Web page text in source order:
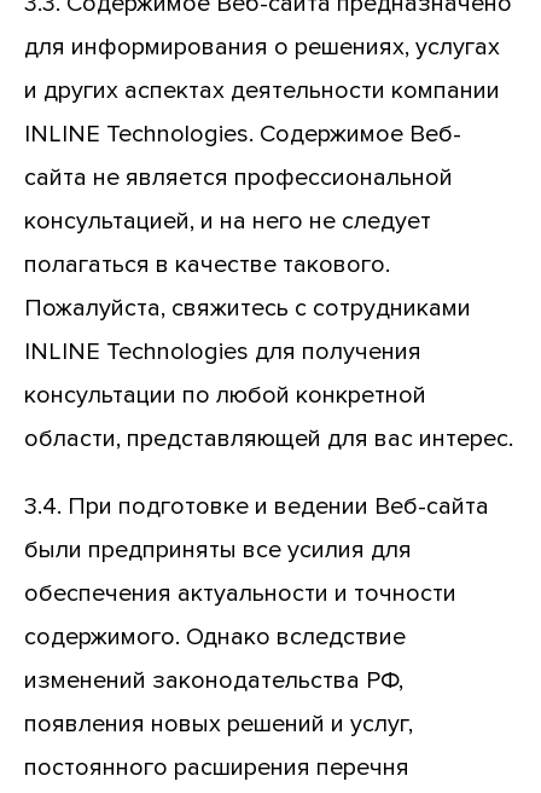
для информирования о решениях, услугах
и других аспектах деятельности компании
INLINE Technologies. Содержимое Веб-
сайта не является профессиональной
консультацией, и на него не следует
полагаться в качестве такового.
Пожалуйста, свяжитесь с сотрудниками
INLINE Technologies для получения
консультации по любой конкретной
области, представляющей для вас интерес.
3.4. При подготовке и ведении Веб-сайта
были предприняты все усилия для
обеспечения актуальности и точности
содержимого. Однако вследствие
изменений законодательства РФ,
появления новых решений и услуг,
постоянного расширения перечня